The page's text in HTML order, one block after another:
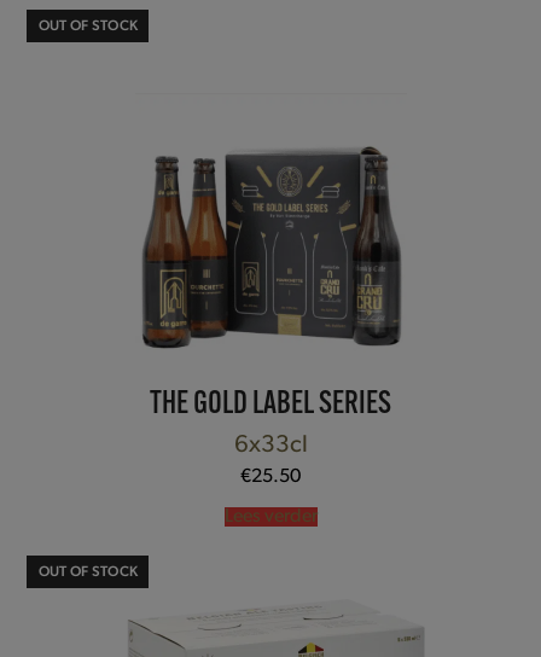
OUT OF STOCK
THE GOLD LABEL SERIES
6x33cl
€25.50
Lees verder
OUT OF STOCK